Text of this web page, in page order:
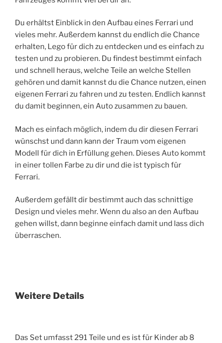
Du erhältst Einblick in den Aufbau eines Ferrari und
vieles mehr. Außerdem kannst du endlich die Chance
erhalten, Lego für dich zu entdecken und es einfach zu
testen und zu probieren. Du findest bestimmt einfach
und schnell heraus, welche Teile an welche Stellen
gehören und damit kannst du die Chance nutzen, einen
eigenen Ferrari zu fahren und zu testen. Endlich kannst
du damit beginnen, ein Auto zusammen zu bauen.
Mach es einfach möglich, indem du dir diesen Ferrari
wünschst und dann kann der Traum vom eigenen
Modell für dich in Erfüllung gehen. Dieses Auto kommt
in einer tollen Farbe zu dir und die ist typisch für
Ferrari.
Außerdem gefällt dir bestimmt auch das schnittige
Design und vieles mehr. Wenn du also an den Aufbau
gehen willst, dann beginne einfach damit und lass dich
überraschen.
Weitere Details
Das Set umfasst 291 Teile und es ist für Kinder ab 8